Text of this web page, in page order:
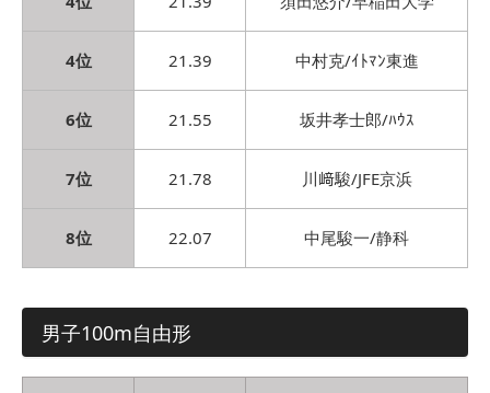
4位 21.39 中村克/ｲﾄﾏﾝ東進
6位 21.55 坂井孝士郎/ﾊｳｽ
7位 21.78 川﨑駿/JFE京浜
8位 22.07 中尾駿一/静科
男子100m自由形